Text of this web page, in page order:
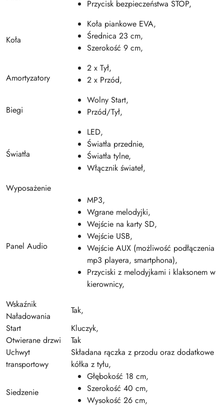
Przycisk bezpieczeństwa STOP,
Koła
Koła piankowe EVA,
Średnica 23 cm,
Szerokość 9 cm,
Amortyzatory
2 x Tył,
2 x Przód,
Biegi
Wolny Start,
Przód/Tył,
Światła
LED,
Światła przednie,
Światła tylne,
Włącznik świateł,
Wyposażenie
Panel Audio
MP3,
Wgrane melodyjki,
Wejście na karty SD,
Wejście USB,
Wejście AUX (możliwość podłączenia
mp3 playera, smartphona),
Przyciski z melodyjkami i klaksonem w
kierownicy,
Wskaźnik
Naładowania
Tak,
Start
Kluczyk,
Otwierane drzwi
Tak
Uchwyt
transportowy
Składana rączka z przodu oraz dodatkowe
kółka z tyłu,
Siedzenie
Głębokość 18 cm,
Szerokość 40 cm,
Wysokość 26 cm,